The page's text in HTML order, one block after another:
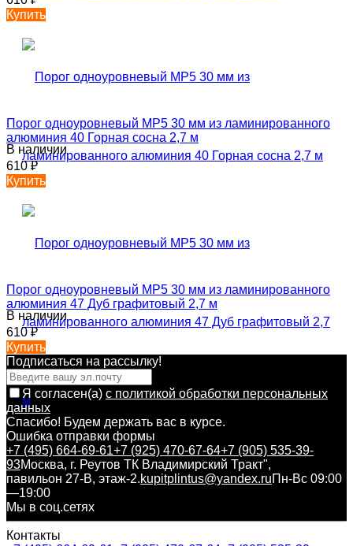
Купить
Порог одноуровневый MP5 30 мм из ламинированного
алюминия 40 Горная сосна 2,7 м
В наличии
610₽
Купить
Порог одноуровневый MP5 30 мм из ламинированного
алюминия 47 Дуб графитовый 2,7 м
В наличии
610₽
Купить
Подписаться на рассылкy!
Я согласен(a) с политикой обработки персональных
данных
Спасибо! Будем держать вас в курсе.
Ошибка отправки формы
+7 (495) 664-69-61+7 (925) 470-67-64+7 (905) 535-39-
93Москва, г. Реутов ТК Владимирский Тракт",
павильон 27-В, этаж-2.kupitplintus@yandex.ruПн-Вс 09:00
—19:00
Мы в соц.сетях
Контакты